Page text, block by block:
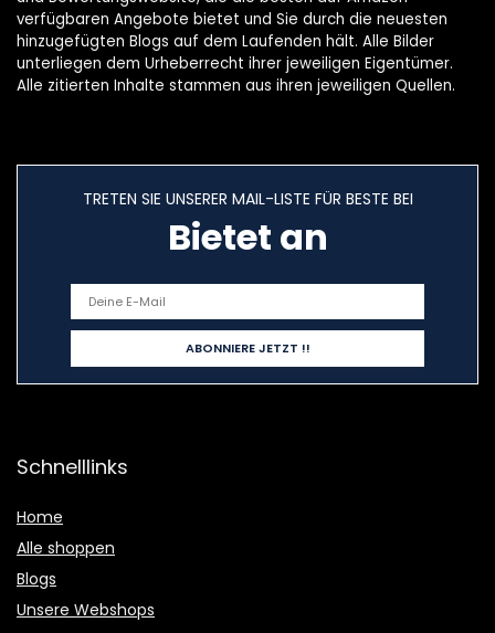
verfügbaren Angebote bietet und Sie durch die neuesten
hinzugefügten Blogs auf dem Laufenden hält. Alle Bilder
unterliegen dem Urheberrecht ihrer jeweiligen Eigentümer.
Alle zitierten Inhalte stammen aus ihren jeweiligen Quellen.
TRETEN SIE UNSERER MAIL-LISTE FÜR BESTE BEI
Bietet an
Schnelllinks
Home
Alle shoppen
Blogs
Unsere Webshops